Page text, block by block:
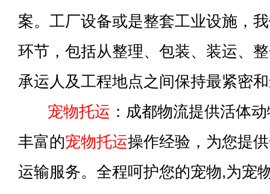
案。工厂设备或是整套工业设施，
环节，包括从整理、包装、装运、
承运人及工程地点之间保持最紧密
宠物托运 ：成都物流提供活体
丰富的宠物托运操作经验，为您提
运输服务。全程呵护您的宠物,为宠